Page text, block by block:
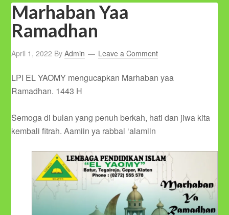
Marhaban Yaa
Ramadhan
April 1, 2022 ByAdmin Leave a Comment
LPI EL YAOMY mengucapkan Marhaban yaa
Ramadhan. 1443 H
Semoga di bulan yang penuh berkah, hati dan jiwa kita
kembali fitrah. Aamiin ya rabbal ‘alamiin